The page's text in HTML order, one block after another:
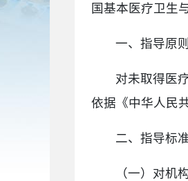
国基本医疗卫生
一、指导原则
对未取得医
依据《中华人民
二、指导标
（一）对机